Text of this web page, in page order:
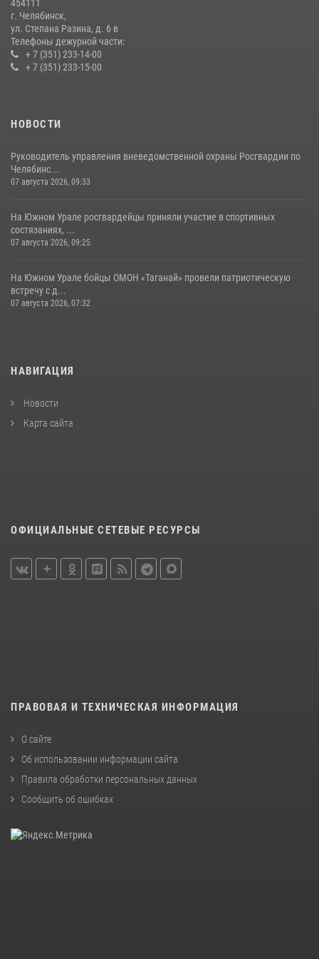
14 июля 2026, 05:15
454111
г. Челябинск,
ул. Степана Разина, д. 6 в
Телефоны дежурной части:
+ 7 (351) 233-14-00
+ 7 (351) 233-15-00
НОВОСТИ
Руководитель управления вневедомственной охраны Росгвардии по
Челябинс...
07 августа 2026, 09:33
На Южном Урале росгвардейцы приняли участие в спортивных
состязаниях, ...
07 августа 2026, 09:25
На Южном Урале бойцы ОМОН «Таганай» провели патриотическую
встречу с д...
07 августа 2026, 07:32
НАВИГАЦИЯ
Новости
Карта сайта
ОФИЦИАЛЬНЫЕ СЕТЕВЫЕ РЕСУРСЫ
ПРАВОВАЯ И ТЕХНИЧЕСКАЯ ИНФОРМАЦИЯ
О сайте
Об использовании информации сайта
Правила обработки персональных данных
Сообщить об ошибках